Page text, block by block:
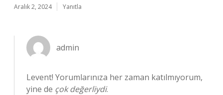
Aralık 2, 2024 Yanıtla
admin
Levent! Yorumlarınıza her zaman katılmıyorum,
yine de çok değerliydi.